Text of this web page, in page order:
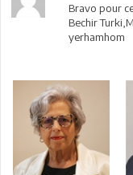
Bravo pour
Bechir
yerhamhom